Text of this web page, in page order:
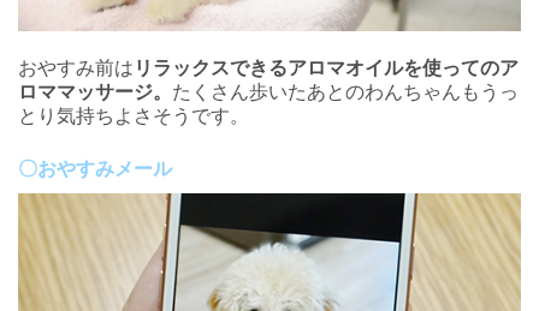
おやすみ前は リラックスできるアロマオイルを使ってのア
ロママッサージ。 たくさん歩いたあとのわんちゃんもうっ
とり気持ちよさそうです。
〇おやすみメール